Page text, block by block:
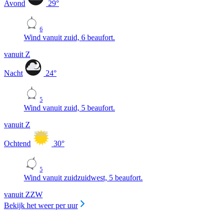
Avond 29°
6
Wind vanuit zuid, 6 beaufort.
vanuit Z
Nacht 24°
5
Wind vanuit zuid, 5 beaufort.
vanuit Z
Ochtend 30°
5
Wind vanuit zuidzuidwest, 5 beaufort.
vanuit ZZW
Bekijk het weer per uur